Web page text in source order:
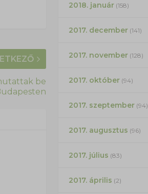
be
2018. január(158)
2017. december(141)
2017. november(128)
2017. október(94)
2017. szeptember(94)
2017. augusztus (96)
2017. július (83)
2017. április (2)